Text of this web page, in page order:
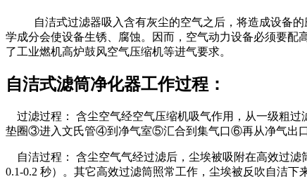
自洁式过滤器吸入含有灰尘的空气之后，将造成设备的
学成分会使设备生锈、腐蚀。因而，空气动力设备必须要
了工业燃机高炉鼓风空气压缩机等进气要求。
自洁式滤筒净化器工作过程：
过滤过程： 含尘空气经空气压缩机吸气作用，从一级粗
垫圈③进入文氏管④到净气室⑤汇合到集气口⑥再从净气出
自洁过程： 含尘空气气经过滤后，尘埃被吸附在高效过滤
0.1-0.2 秒）。其它高效过滤筒照常工作，尘埃被反吹自洁下来